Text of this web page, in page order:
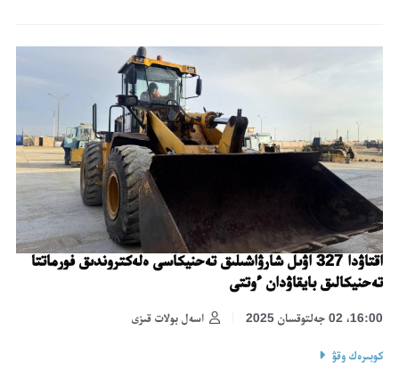
اقتاۋدا 327 اۋىل شارۋاشىلىق تەحنيكاسى ەلەكتروندىق فورماتتا
تەحنيكالىق بايقاۋدان ءوتتى
اسەل بولات قىزى 16:00، 02 جەلتوقسان 2025
كوبىرەك وقۋ